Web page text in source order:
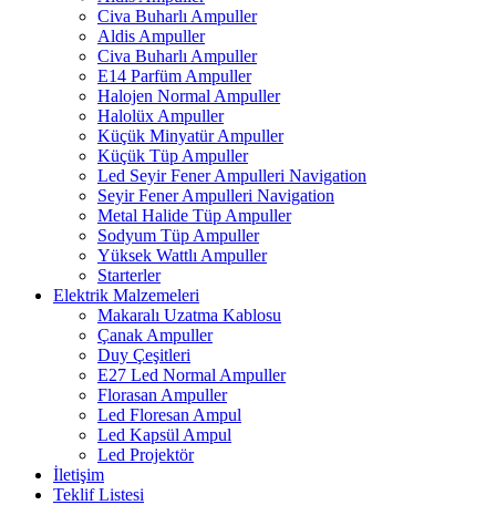
Civa Buharlı Ampuller
Aldis Ampuller
Civa Buharlı Ampuller
E14 Parfüm Ampuller
Halojen Normal Ampuller
Halolüx Ampuller
Küçük Minyatür Ampuller
Küçük Tüp Ampuller
Led Seyir Fener Ampulleri Navigation
Seyir Fener Ampulleri Navigation
Metal Halide Tüp Ampuller
Sodyum Tüp Ampuller
Yüksek Wattlı Ampuller
Starterler
Elektrik Malzemeleri
Makaralı Uzatma Kablosu
Çanak Ampuller
Duy Çeşitleri
E27 Led Normal Ampuller
Florasan Ampuller
Led Floresan Ampul
Led Kapsül Ampul
Led Projektör
İletişim
Teklif Listesi